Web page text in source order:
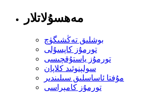
مەھسۇلاتلار
بوشلىق تەڭشىگۈچ
تورمۇز كاپسۇلى
تورمۇز ياستۇقچىسى
سولېنوئىد كلاپان
مۇفتا ئاساسلىق سىلىندىر
تورمۇز كامېراسى